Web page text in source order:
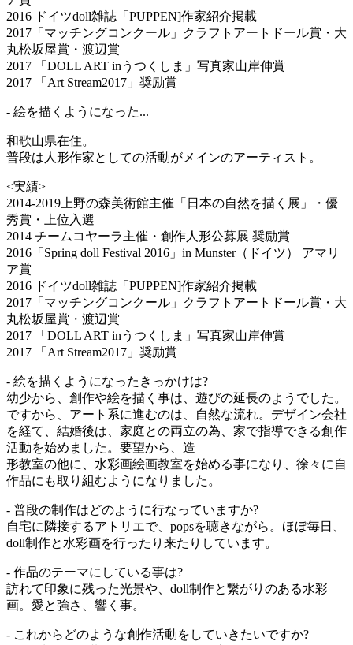
2016 ドイツdoll雑誌「PUPPEN]作家紹介掲載
2017「マッチングコンクール」クラフトアートドール賞・大
丸松坂屋賞・渡辺賞
2017 「DOLL ART inうつくしま」写真家山岸伸賞
2017 「Art Stream2017」奨励賞
- 絵を描くようになった...
和歌山県在住。
普段は人形作家としての活動がメインのアーティスト。
<実績>
2014-2019上野の森美術館主催「日本の自然を描く展」・優
秀賞・上位入選
2014 チームコヤーラ主催・創作人形公募展 奨励賞
2016「Spring doll Festival 2016」in Munster（ドイツ） アマリ
ア賞
2016 ドイツdoll雑誌「PUPPEN]作家紹介掲載
2017「マッチングコンクール」クラフトアートドール賞・大
丸松坂屋賞・渡辺賞
2017 「DOLL ART inうつくしま」写真家山岸伸賞
2017 「Art Stream2017」奨励賞
- 絵を描くようになったきっかけは?
幼少から、創作や絵を描く事は、遊びの延長のようでした。
ですから、アート系に進むのは、自然な流れ。デザイン会社
を経て、結婚後は、家庭との両立の為、家で指導できる創作
活動を始めました。要望から、造
形教室の他に、水彩画絵画教室を始める事になり、徐々に自
作品にも取り組むようになりました。
- 普段の制作はどのように行なっていますか?
自宅に隣接するアトリエで、popsを聴きながら。ほぼ毎日、
doll制作と水彩画を行ったり来たりしています。
- 作品のテーマにしている事は?
訪れて印象に残った光景や、doll制作と繋がりのある水彩
画。愛と強さ、響く事。
- これからどのような創作活動をしていきたいですか?